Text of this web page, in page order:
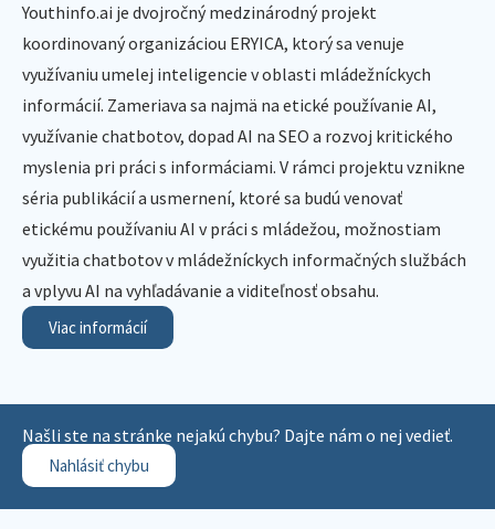
Youthinfo.ai je dvojročný medzinárodný projekt
koordinovaný organizáciou ERYICA, ktorý sa venuje
využívaniu umelej inteligencie v oblasti mládežníckych
informácií. Zameriava sa najmä na etické používanie AI,
využívanie chatbotov, dopad AI na SEO a rozvoj kritického
myslenia pri práci s informáciami. V rámci projektu vznikne
séria publikácií a usmernení, ktoré sa budú venovať
etickému používaniu AI v práci s mládežou, možnostiam
využitia chatbotov v mládežníckych informačných službách
a vplyvu AI na vyhľadávanie a viditeľnosť obsahu.
Viac informácií
Našli ste na stránke nejakú chybu? Dajte nám o nej vedieť.
Nahlásiť chybu